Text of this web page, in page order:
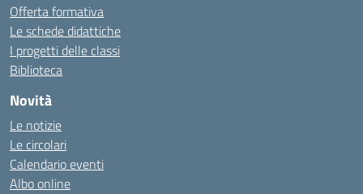
Offerta formativa
Le schede didattiche
I progetti delle classi
Biblioteca
Novità
Le notizie
Le circolari
Calendario eventi
Albo online